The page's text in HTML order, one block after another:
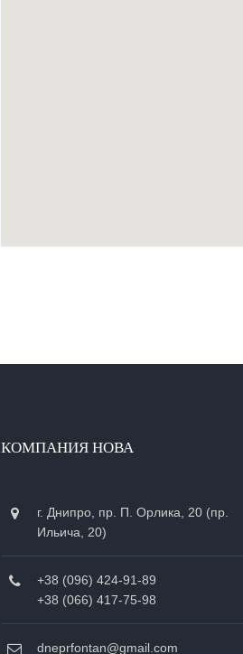
КОМПАНИЯ НОВА
г. Днипро, пр. П. Орлика, 20 (пр.
Ильича, 20)
+38 (096) 424-91-89
+38 (066) 417-75-98
dneprfontan@gmail.com